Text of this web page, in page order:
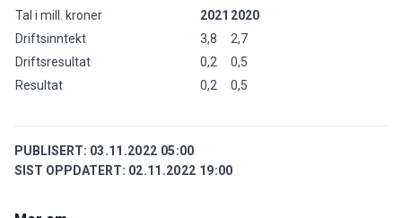
Tal i mill. kroner
2021 2020
Driftsinntekt
3,8
2,7
Driftsresultat
0,2
0,5
Resultat
0,2 0,5
PUBLISERT: 03.11.2022 05:00
SIST OPPDATERT: 02.11.2022 19:00